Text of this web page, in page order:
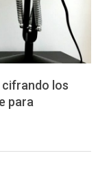
cifrando los
para